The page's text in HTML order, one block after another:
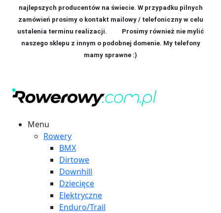
najlepszych producentów na świecie. W przypadku pilnych
zamówień prosimy o kontakt mailowy / telefoniczny w celu
ustalenia terminu realizacji. Prosimy również nie mylić
naszego sklepu z innym o podobnej domenie. My telefony
mamy sprawne :)
Menu
Rowery
BMX
Dirtowe
Downhill
Dziecięce
Elektryczne
Enduro/Trail